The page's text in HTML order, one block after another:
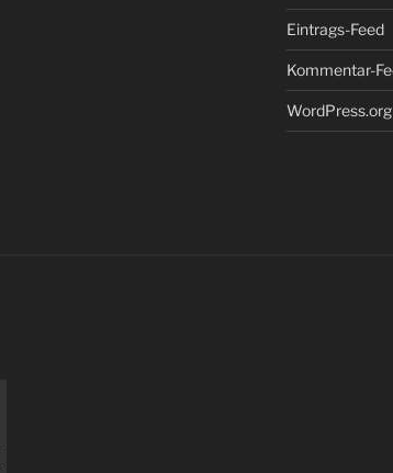
Eintrags-Feed
Kommentar-
WordPress.org